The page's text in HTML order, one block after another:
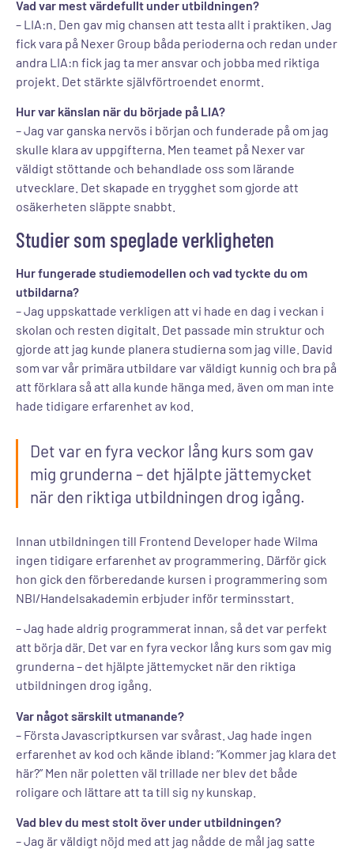
Vad var mest värdefullt under utbildningen?
– LIA:n. Den gav mig chansen att testa allt i praktiken. Jag
fick vara på Nexer Group båda perioderna och redan under
andra LIA:n fick jag ta mer ansvar och jobba med riktiga
projekt. Det stärkte självförtroendet enormt.
Hur var känslan när du började på LIA?
– Jag var ganska nervös i början och funderade på om jag
skulle klara av uppgifterna. Men teamet på Nexer var
väldigt stöttande och behandlade oss som lärande
utvecklare. Det skapade en trygghet som gjorde att
osäkerheten släppte snabbt.
Studier som speglade verkligheten
Hur fungerade studiemodellen och vad tyckte du om
utbildarna?
– Jag uppskattade verkligen att vi hade en dag i veckan i
skolan och resten digitalt. Det passade min struktur och
gjorde att jag kunde planera studierna som jag ville. David
som var vår primära utbildare var väldigt kunnig och bra på
att förklara så att alla kunde hänga med, även om man inte
hade tidigare erfarenhet av kod.
Det var en fyra veckor lång kurs som gav
mig grunderna – det hjälpte jättemycket
när den riktiga utbildningen drog igång.
Innan utbildningen till Frontend Developer hade Wilma
ingen tidigare erfarenhet av programmering. Därför gick
hon gick den förberedande kursen i programmering som
NBI/Handelsakademin erbjuder inför terminsstart.
– Jag hade aldrig programmerat innan, så det var perfekt
att börja där. Det var en fyra veckor lång kurs som gav mig
grunderna – det hjälpte jättemycket när den riktiga
utbildningen drog igång.
Var något särskilt utmanande?
– Första Javascriptkursen var svårast. Jag hade ingen
erfarenhet av kod och kände ibland: ”Kommer jag klara det
här?” Men när poletten väl trillade ner blev det både
roligare och lättare att ta till sig ny kunskap.
Vad blev du mest stolt över under utbildningen?
– Jag är väldigt nöjd med att jag nådde de mål jag satte